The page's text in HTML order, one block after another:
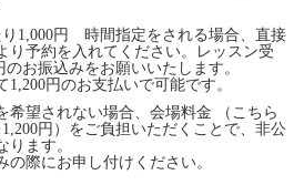
り1,000円 時間指定をされる場合、直接
り予約を入れてください。レッスン受
お振込みをお願いいたします。
円のお支払いで可能です。
希望されない場合、会場料金 （こちら
円）をご負担いただくことで、非公
ります。
の際にお申し付けください。